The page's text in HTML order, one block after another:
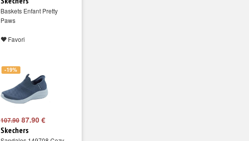
Baskets Enfant Pretty
Paws
Favori
-19%
107.90 87.90 €
Skechers